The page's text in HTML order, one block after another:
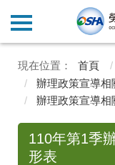
首頁
辦理政策宣導相
辦理政策宣導
110年第1季
形表